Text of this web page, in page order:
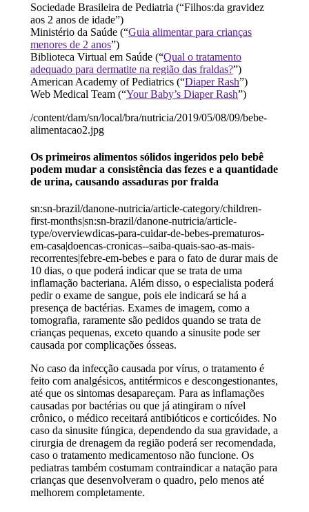
Sociedade Brasileira de Pediatria (“Filhos:da gravidez
aos 2 anos de idade”)
Ministério da Saúde (“Guia alimentar para crianças
menores de 2 anos”)
Biblioteca Virtual em Saúde (“Qual o tratamento
adequado para dermatite na região das fraldas?”)
American Academy of Pediatrics (“Diaper Rash”)
Web Medical Team (“Your Baby’s Diaper Rash”)
/content/dam/sn/local/bra/nutricia/2019/05/08/09/bebe-
alimentacao2.jpg
Os primeiros alimentos sólidos ingeridos pelo bebê
podem mudar a consistência das fezes e a quantidade
de urina, causando assaduras por fralda
sn:sn-brazil/danone-nutricia/article-category/children-
first-months|sn:sn-brazil/danone-nutricia/article-
type/overviewdicas-para-cuidar-de-bebes-prematuros-
em-casa|doencas-cronicas--saiba-quais-sao-as-mais-
recorrentes|febre-em-bebes e para o fato de durar mais de
10 dias, o que poderá indicar que se trata de uma
inflamação bacteriana. Além disso, o especialista poderá
pedir o exame de sangue, pois ele indicará se há a
presença de bactérias. Exames de imagem, como a
tomografia, raramente são pedidos quando se trata de
crianças pequenas, exceto quando a sinusite pode ser
causada por complicações ósseas.
No caso da infecção causada por vírus, o tratamento é
feito com analgésicos, antitérmicos e descongestionantes,
até que os sintomas desapareçam. Para as inflamações
causadas por bactérias ou que já atingiram o nível
crônico, o médico receitará antibióticos e corticóides. No
caso da sinusite fúngica, dependendo da sua gravidade, a
cirurgia de drenagem da região poderá ser recomendada,
caso o tratamento medicamentoso não funcione. Os
pediatras também costumam contraindicar a natação para
crianças que desenvolveram o quadro, pelo menos até
melhorem completamente.